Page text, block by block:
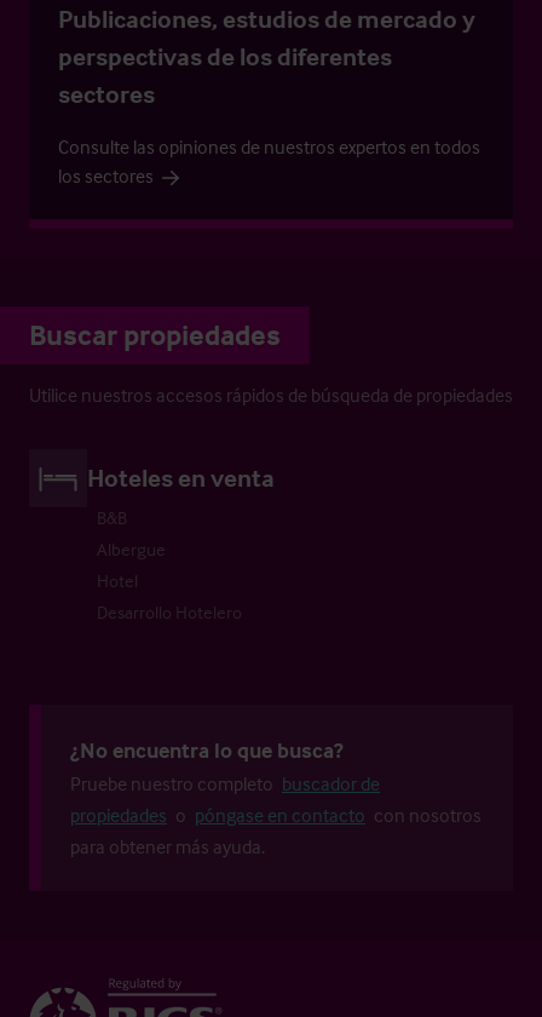
Publicaciones, estudios de mercado y
perspectivas de los diferentes
sectores
Consulte las opiniones de nuestros expertos en todos
los sectores
Buscar propiedades
Utilice nuestros accesos rápidos de búsqueda de propiedades
Hoteles en venta
B&B
Albergue
Hotel
Desarrollo Hotelero
¿No encuentra lo que busca?
Pruebe nuestro completo buscador de
propiedades o póngase en contacto con nosotros
para obtener más ayuda.